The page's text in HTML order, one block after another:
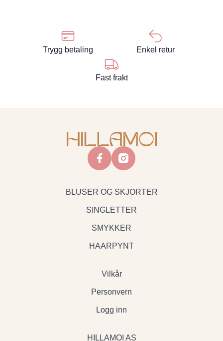
Trygg betaling Enkel retur
Fast frakt
facebookinstagram
BLUSER OG SKJORTER
SINGLETTER
SMYKKER
HAARPYNT
Vilkår
Personvern
Logg inn
HILLAMOI AS